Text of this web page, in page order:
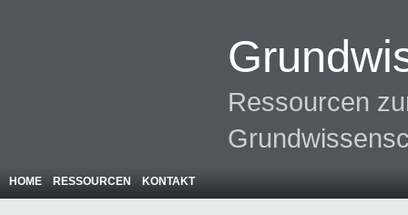
Ressourcen
HOME RESSOURCEN KONTAKT